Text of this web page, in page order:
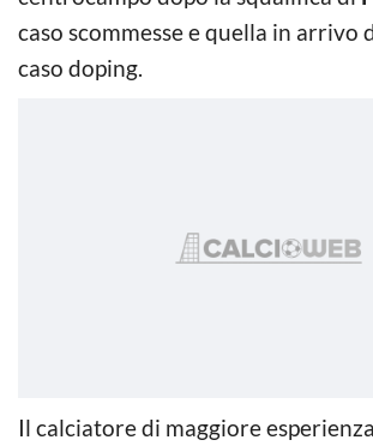
caso scommesse e quella in arrivo
caso doping.
Il calciatore di maggiore